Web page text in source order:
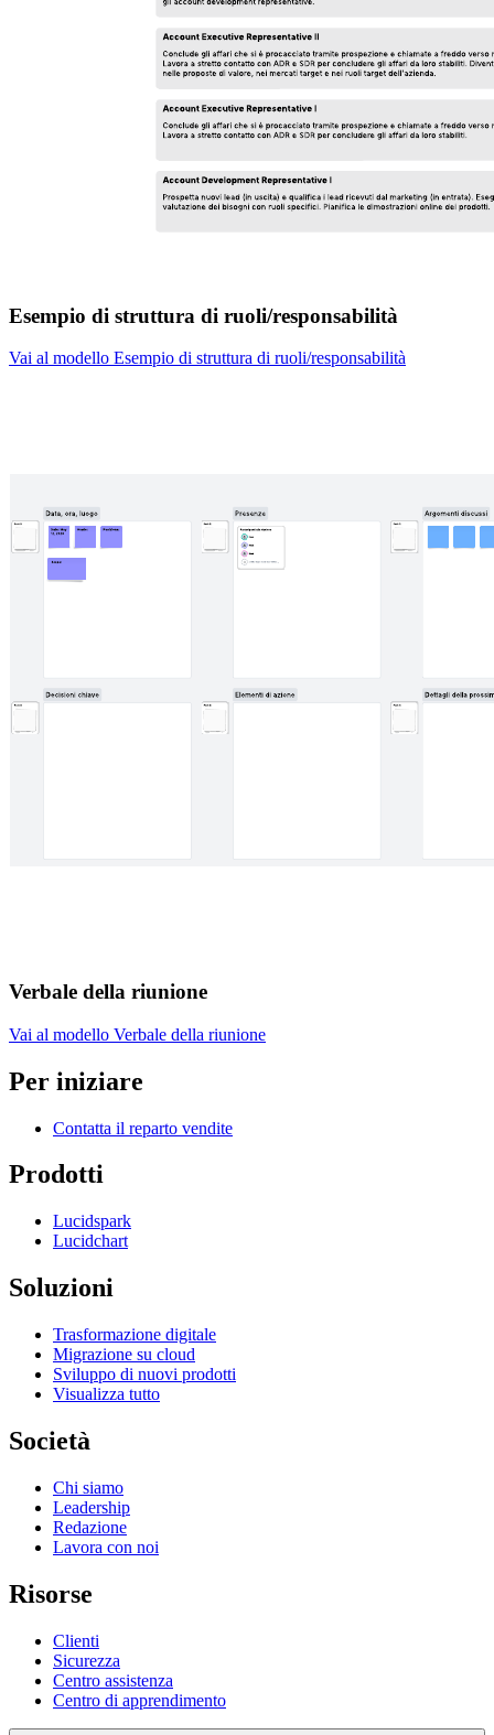
Esempio di struttura di ruoli/responsabilità
Vai al modello Esempio di struttura di ruoli/responsabilità
Verbale della riunione
Vai al modello Verbale della riunione
Per iniziare
Contatta il reparto vendite
Prodotti
Lucidspark
Lucidchart
Soluzioni
Trasformazione digitale
Migrazione su cloud
Sviluppo di nuovi prodotti
Visualizza tutto
Società
Chi siamo
Leadership
Redazione
Lavora con noi
Risorse
Clienti
Sicurezza
Centro assistenza
Centro di apprendimento